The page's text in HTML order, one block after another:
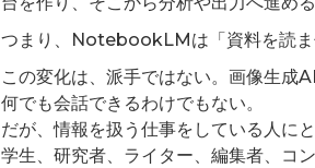
つまり、NotebookLMは「資料を読ま
この変化は、派手ではない。画像生成
何でも会話できるわけでもない。
だが、情報を扱う仕事をしている人に
学生、研究者、ライター、編集者、コ